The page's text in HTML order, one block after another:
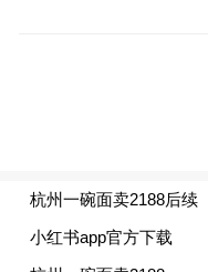
他了解自己的客
会吃，所以推出